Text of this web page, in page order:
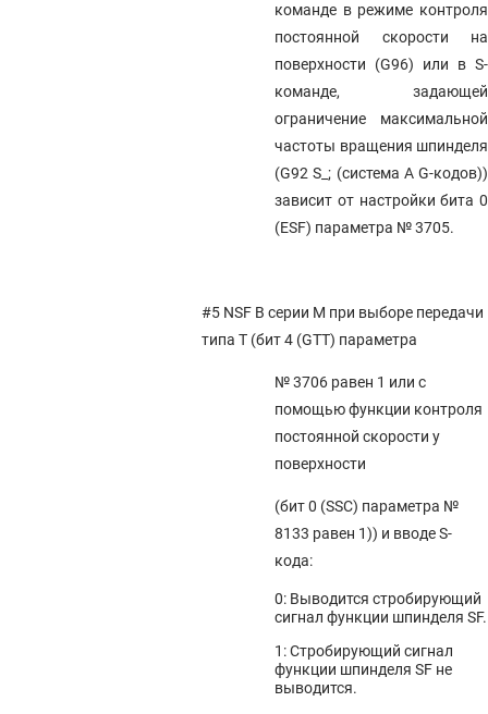
команде в режиме контроля
постоянной скорости на
поверхности (G96) или в S-
команде, задающей
ограничение максимальной
частоты вращения шпинделя
(G92 S_; (система А G-кодов))
зависит от настройки бита 0
(ESF) параметра № 3705.
#5 NSF В серии M при выборе передачи
типа T (бит 4 (GTT) параметра
№ 3706 равен 1 или с
помощью функции контроля
постоянной скорости у
поверхности
(бит 0 (SSC) параметра №
8133 равен 1)) и вводе S-
кода:
0: Выводится стробирующий
сигнал функции шпинделя SF.
1: Стробирующий сигнал
функции шпинделя SF не
выводится.